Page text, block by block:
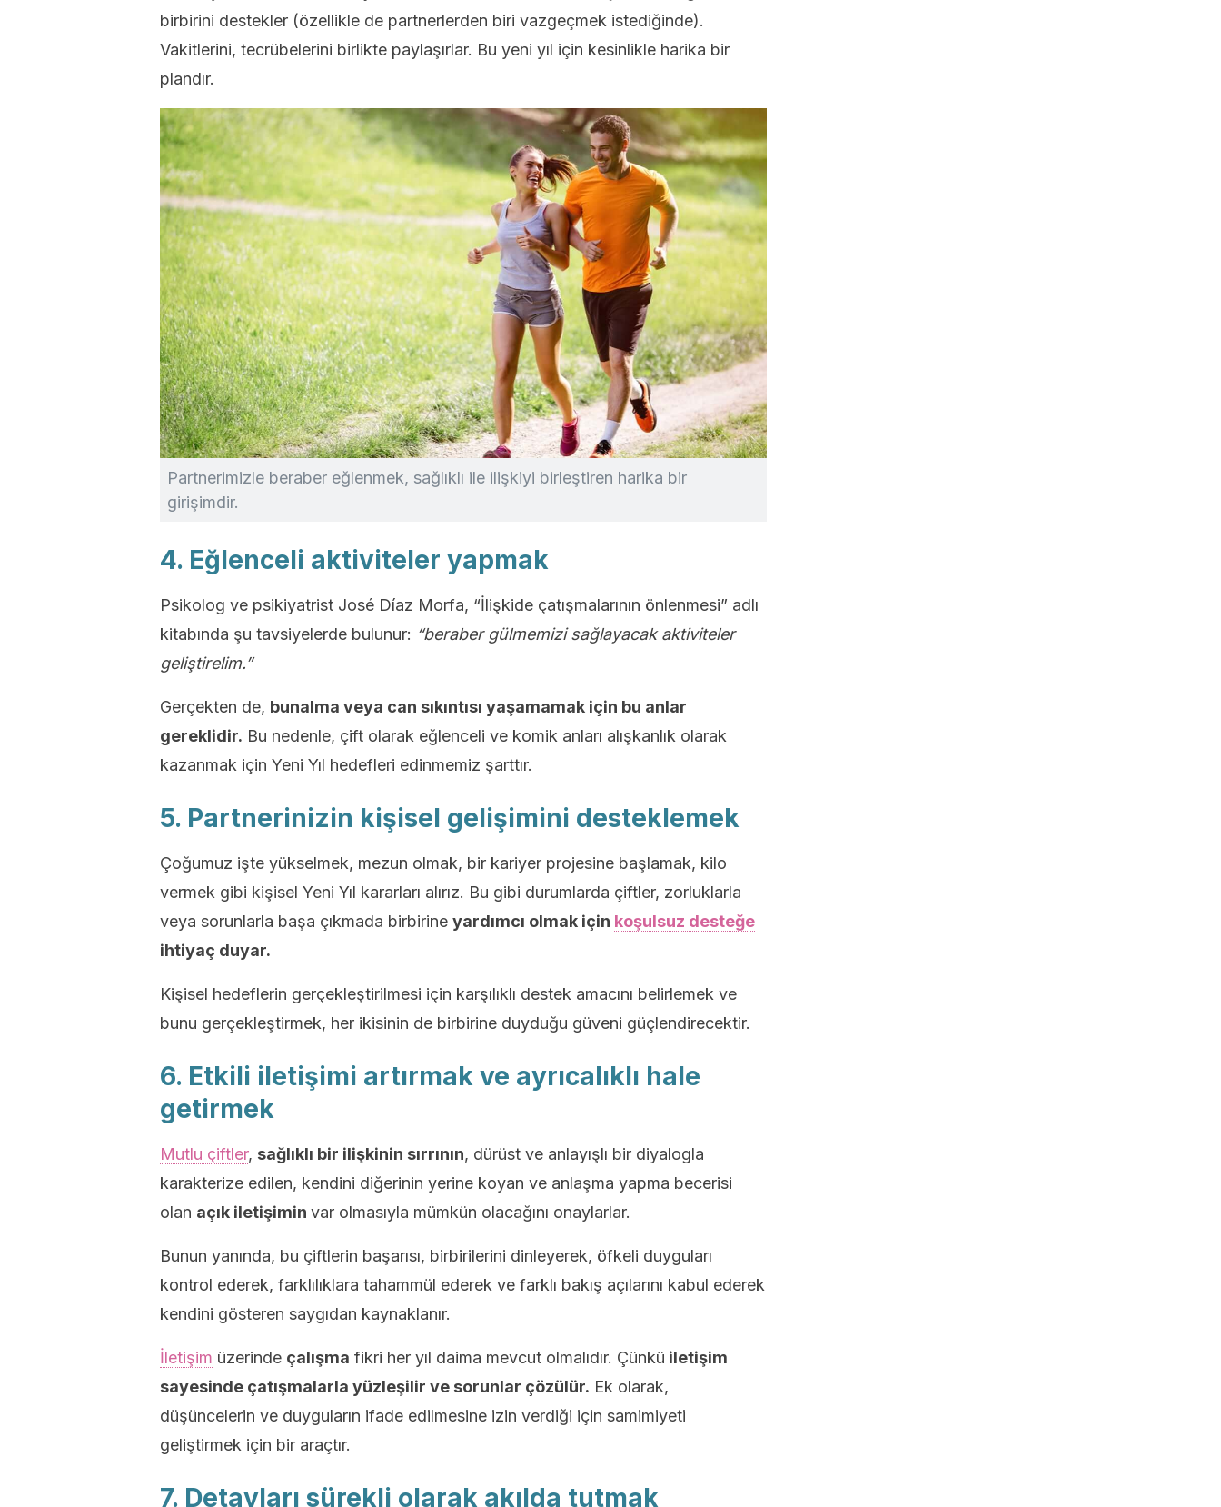
birbirini destekler (özellikle de partnerlerden biri vazgeçmek istediğinde).
Vakitlerini, tecrübelerini birlikte paylaşırlar. Bu yeni yıl için kesinlikle harika bir
plandır.
Partnerimizle beraber eğlenmek, sağlıklı ile ilişkiyi birleştiren harika bir
girişimdir.
4. Eğlenceli aktiviteler yapmak
Psikolog ve psikiyatrist José Díaz Morfa, “İlişkide çatışmalarının önlenmesi” adlı
kitabında şu tavsiyelerde bulunur: “beraber gülmemizi sağlayacak aktiviteler
geliştirelim.”
Gerçekten de, bunalma veya can sıkıntısı yaşamamak için bu anlar
gereklidir. Bu nedenle, çift olarak eğlenceli ve komik anları alışkanlık olarak
kazanmak için Yeni Yıl hedefleri edinmemiz şarttır.
5. Partnerinizin kişisel gelişimini desteklemek
Çoğumuz işte yükselmek, mezun olmak, bir kariyer projesine başlamak, kilo
vermek gibi kişisel Yeni Yıl kararları alırız. Bu gibi durumlarda çiftler, zorluklarla
veya sorunlarla başa çıkmada birbirine yardımcı olmak için koşulsuz desteğe
ihtiyaç duyar.
Kişisel hedeflerin gerçekleştirilmesi için karşılıklı destek amacını belirlemek ve
bunu gerçekleştirmek, her ikisinin de birbirine duyduğu güveni güçlendirecektir.
6. Etkili iletişimi artırmak ve ayrıcalıklı hale
getirmek
Mutlu çiftler, sağlıklı bir ilişkinin sırrının, dürüst ve anlayışlı bir diyalogla
karakterize edilen, kendini diğerinin yerine koyan ve anlaşma yapma becerisi
olan açık iletişimin var olmasıyla mümkün olacağını onaylarlar.
Bunun yanında, bu çiftlerin başarısı, birbirilerini dinleyerek, öfkeli duyguları
kontrol ederek, farklılıklara tahammül ederek ve farklı bakış açılarını kabul ederek
kendini gösteren saygıdan kaynaklanır.
İletişim üzerinde çalışma fikri her yıl daima mevcut olmalıdır. Çünkü iletişim
sayesinde çatışmalarla yüzleşilir ve sorunlar çözülür. Ek olarak,
düşüncelerin ve duyguların ifade edilmesine izin verdiği için samimiyeti
geliştirmek için bir araçtır.
7. Detayları sürekli olarak akılda tutmak